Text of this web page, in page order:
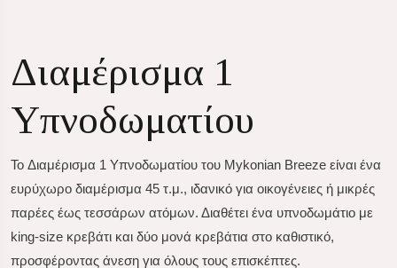
Διαμέρισμα 1
Υπνοδωματίου
Το Διαμέρισμα 1 Υπνοδωματίου του Mykonian Breeze είναι ένα
ευρύχωρο διαμέρισμα 45 τ.μ., ιδανικό για οικογένειες ή μικρές
παρέες έως τεσσάρων ατόμων. Διαθέτει ένα υπνοδωμάτιο με
king-size κρεβάτι και δύο μονά κρεβάτια στο καθιστικό,
προσφέροντας άνεση για όλους τους επισκέπτες.